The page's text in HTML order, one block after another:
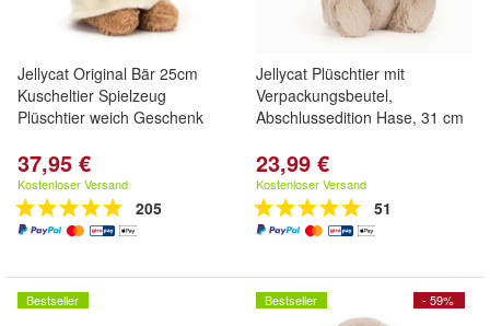
Jellycat Original Bär 25cm
Kuscheltier Spielzeug
Plüschtier weich Geschenk
37,95 €
Kostenloser Versand
205
Jellycat Plüschtier mit
Verpackungsbeutel,
Abschlussedition Hase, 31 cm
23,99 €
Kostenloser Versand
51
Bestseller - 59%
Bestseller